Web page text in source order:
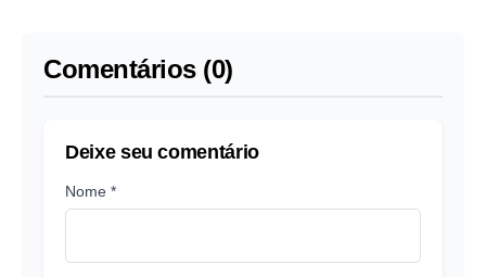
Comentários (0)
Deixe seu comentário
Nome *